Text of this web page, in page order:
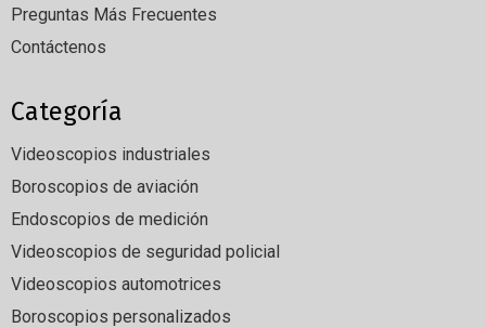
Preguntas Más Frecuentes
Contáctenos
Categoría
Videoscopios industriales
Boroscopios de aviación
Endoscopios de medición
Videoscopios de seguridad policial
Videoscopios automotrices
Boroscopios personalizados